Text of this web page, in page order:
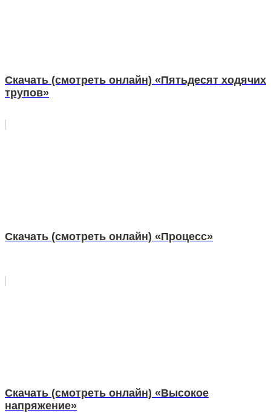
Скачать (смотреть онлайн) «Пятьдесят ходячих
трупов»
Скачать (смотреть онлайн) «Процесс»
Скачать (смотреть онлайн) «Высокое
напряжение»